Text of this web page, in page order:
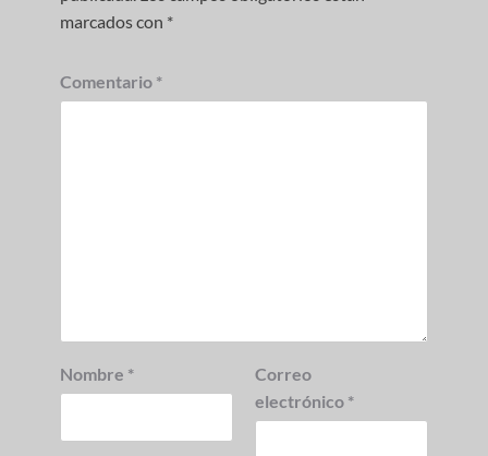
marcados con *
Comentario *
Nombre *
Correo
electrónico *